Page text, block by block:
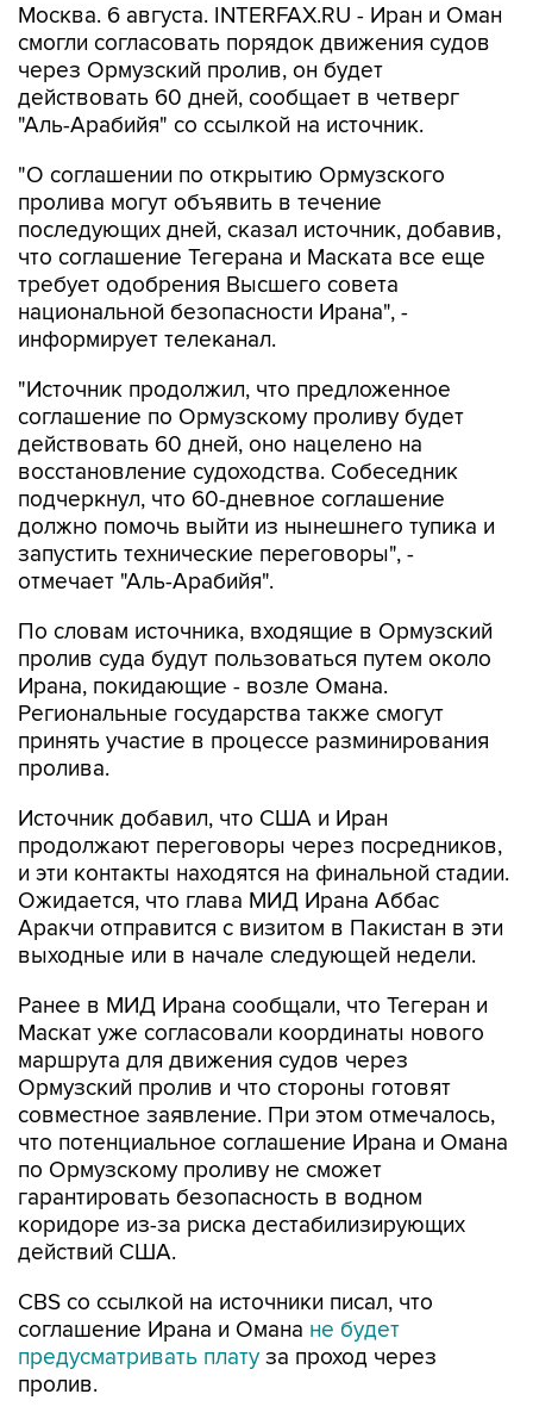
Москва. 6 августа. INTERFAX.RU - Иран и Оман
смогли согласовать порядок движения судов
через Ормузский пролив, он будет
действовать 60 дней, сообщает в четверг
"Аль-Арабийя" со ссылкой на источник.
"О соглашении по открытию Ормузского
пролива могут объявить в течение
последующих дней, сказал источник, добавив,
что соглашение Тегерана и Маската все еще
требует одобрения Высшего совета
национальной безопасности Ирана", -
информирует телеканал.
"Источник продолжил, что предложенное
соглашение по Ормузскому проливу будет
действовать 60 дней, оно нацелено на
восстановление судоходства. Собеседник
подчеркнул, что 60-дневное соглашение
должно помочь выйти из нынешнего тупика и
запустить технические переговоры", -
отмечает "Аль-Арабийя".
По словам источника, входящие в Ормузский
пролив суда будут пользоваться путем около
Ирана, покидающие - возле Омана.
Региональные государства также смогут
принять участие в процессе разминирования
пролива.
Источник добавил, что США и Иран
продолжают переговоры через посредников,
и эти контакты находятся на финальной стадии.
Ожидается, что глава МИД Ирана Аббас
Аракчи отправится с визитом в Пакистан в эти
выходные или в начале следующей недели.
Ранее в МИД Ирана сообщали, что Тегеран и
Маскат уже согласовали координаты нового
маршрута для движения судов через
Ормузский пролив и что стороны готовят
совместное заявление. При этом отмечалось,
что потенциальное соглашение Ирана и Омана
по Ормузскому проливу не сможет
гарантировать безопасность в водном
коридоре из-за риска дестабилизирующих
действий США.
CBS со ссылкой на источники писал, что
соглашение Ирана и Омана не будет
предусматривать плату за проход через
пролив.